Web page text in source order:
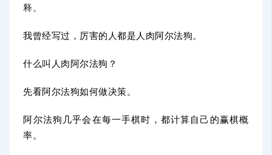
释。
我曾经写过，厉害的人都是人肉阿尔法狗。
什么叫人肉阿尔法狗？
先看阿尔法狗如何做决策。
阿尔法狗几乎会在每一手棋时，都计算自己的赢棋概
率。